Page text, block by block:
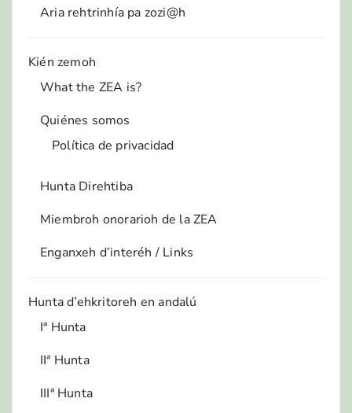
Aria rehtrinhía pa zozi@h
Kién zemoh
What the ZEA is?
Quiénes somos
Política de privacidad
Hunta Direhtiba
Miembroh onorarioh de la ZEA
Enganxeh d’interéh / Links
Hunta d’ehkritoreh en andalú
Iª Hunta
IIª Hunta
IIIª Hunta